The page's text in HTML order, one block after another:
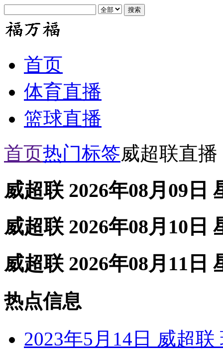
首页
体育直播
篮球直播
首页热门标签威超联直播
威超联 2026年08月09日
威超联 2026年08月10日
威超联 2026年08月11日
热点信息
2023年5月14日 威超